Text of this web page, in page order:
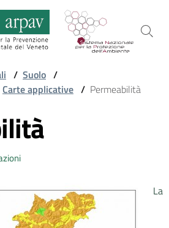
/ Suolo /
Carte applicative / Permeabilità
La